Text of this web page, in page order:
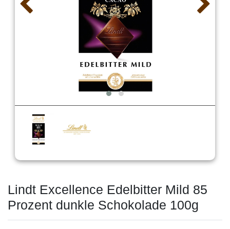
Lindt Excellence Edelbitter Mild 85
Prozent dunkle Schokolade 100g